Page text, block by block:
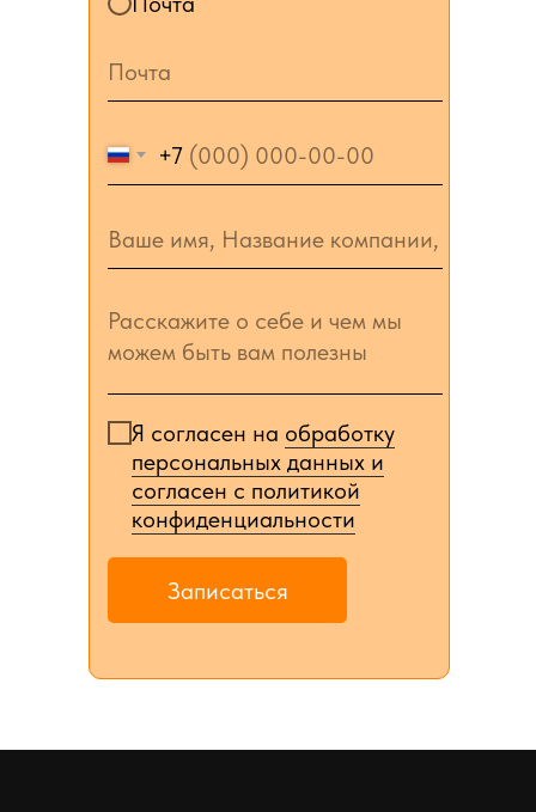
+7
Я согласен на обработку
персональных данных и
согласен c политикой
конфиденциальности
Записаться